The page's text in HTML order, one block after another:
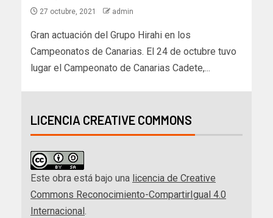
27 octubre, 2021 admin
Gran actuación del Grupo Hirahi en los
Campeonatos de Canarias. El 24 de octubre tuvo
lugar el Campeonato de Canarias Cadete,...
LICENCIA CREATIVE COMMONS
Este obra está bajo una licencia de Creative
Commons Reconocimiento-CompartirIgual 4.0
Internacional .